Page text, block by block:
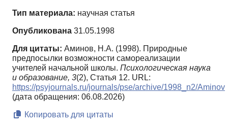
Тип материала: научная статья
Опубликована 31.05.1998
Для цитаты: Аминов, Н.А. (1998). Природные
предпосылки возможности самореализации
учителей начальной школы. Психологическая наука
и образование, 3(2), Статья 12. URL:
https://psyjournals.ru/journals/pse/archive/1998_n2/Aminov
(дата обращения: 06.08.2026)
Копировать для цитаты